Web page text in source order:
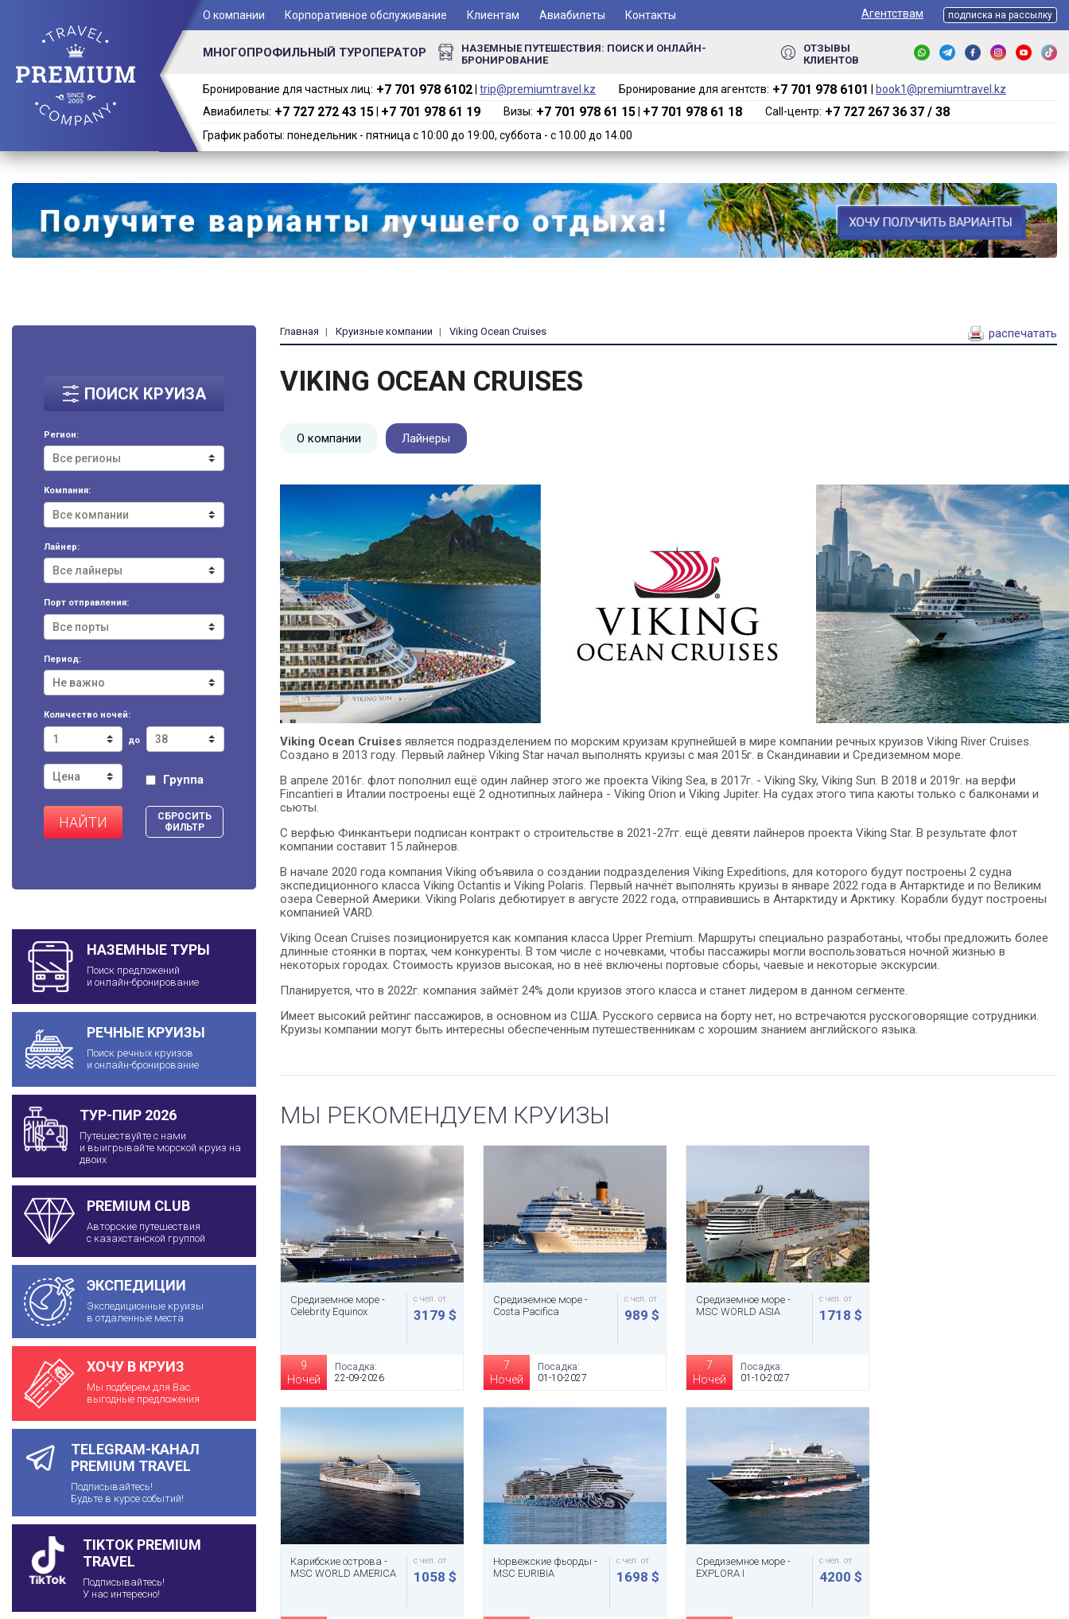
О компании Корпоративное обслуживание Клиентам Авиабилеты Контакты Агентствам подписка на рассылку
МНОГОПРОФИЛЬНЫЙ ТУРОПЕРАТОР
НАЗЕМНЫЕ ПУТЕШЕСТВИЯ: ПОИСК И ОНЛАЙН-
БРОНИРОВАНИЕ
ОТЗЫВЫ
КЛИЕНТОВ
Бронирование для частных лиц: +7 701 978 6102‬ trip@premiumtravel.kz Бронирование для агентств: +7 701 978 6101‬
book1@premiumtravel.kz
Авиабилеты: +7 727 272 43 15 +7 701 978 61 19 Визы: +7 701 978 61 15 +7 701 978 61 18 Call-центр: +7 727 267 36 37 / 38
График работы: понедельник - пятница с 10:00 до 19:00, суббота - с 10.00 до 14.00
ПОИСК КРУИЗА
Регион:
Компания:
Лайнер:
Порт отправления:
Период:
Количество ночей:
до
Группа
НАЙТИ
СБРОСИТЬ
ФИЛЬТР
НАЗЕМНЫЕ ТУРЫ
Поиск предложений
и онлайн-бронирование
РЕЧНЫЕ КРУИЗЫ
Поиск речных круизов
и онлайн-бронирование
ТУР-ПИР 2026
Путешествуйте с нами
и выигрывайте морской круиз на
двоих
PREMIUM CLUB
Авторские путешествия
с казахстанской группой
ЭКСПЕДИЦИИ
Экспедиционные круизы
в отдаленные места
ХОЧУ В КРУИЗ
Мы подберем для Вас
выгодные предложения
TELEGRAM-КАНАЛ
PREMIUM TRAVEL
Подписывайтесь!
Будьте в курсе событий!
TIKTOK PREMIUM
TRAVEL
Подписывайтесь!
У нас интересно!
Главная Круизные компании Viking Ocean Cruises распечатать
VIKING OCEAN CRUISES
О компании Лайнеры
Viking Ocean Cruises является подразделением по морским круизам крупнейшей в мире компании речных круизов Viking River Cruises.
Создано в 2013 году. Первый лайнер Viking Star начал выполнять круизы с мая 2015г. в Скандинавии и Средиземном море.
В апреле 2016г. флот пополнил ещё один лайнер этого же проекта Viking Sea, в 2017г. - Viking Sky, Viking Sun. В 2018 и 2019г. на верфи
Fincantieri в Италии построены ещё 2 однотипных лайнера - Viking Orion и Viking Jupiter. На судах этого типа каюты только с балконами и
сьюты.
С верфью Финкантьери подписан контракт о строительстве в 2021-27гг. ещё девяти лайнеров проекта Viking Star. В результате флот
компании составит 15 лайнеров.
В начале 2020 года компания Viking объявила о создании подразделения Viking Expeditions, для которого будут построены 2 судна
экспедиционного класса Viking Octantis и Viking Polaris. Первый начнёт выполнять круизы в январе 2022 года в Антарктиде и по Великим
озера Северной Америки. Viking Polaris дебютирует в августе 2022 года, отправившись в Антарктиду и Арктику. Корабли будут построены
компанией VARD.
Viking Ocean Cruises позиционируется как компания класса Upper Premium. Маршруты специально разработаны, чтобы предложить более
длинные стоянки в портах, чем конкуренты. В том числе с ночевками, чтобы пассажиры могли воспользоваться ночной жизнью в
некоторых городах. Стоимость круизов высокая, но в неё включены портовые сборы, чаевые и некоторые экскурсии.
Планируется, что в 2022г. компания займёт 24% доли круизов этого класса и станет лидером в данном сегменте.
Имеет высокий рейтинг пассажиров, в основном из США. Русского сервиса на борту нет, но встречаются русскоговорящие сотрудники.
Круизы компании могут быть интересны обеспеченным путешественникам с хорошим знанием английского языка.
МЫ РЕКОМЕНДУЕМ КРУИЗЫ
Средиземное море -
Celebrity Equinox
с чел. от
3179 $
9
Ночей
Посадка:
22-09-2026
Средиземное море -
Costa Pacifica
с чел. от
989 $
7
Ночей
Посадка:
01-10-2027
Средиземное море -
MSC WORLD ASIA
с чел. от
1718 $
7
Ночей
Посадка:
01-10-2027
Карибские острова -
MSC WORLD AMERICA
с чел. от
1058 $
Норвежские фьорды -
MSC EURIBIA
с чел. от
1698 $
Средиземное море -
EXPLORA I
с чел. от
4200 $